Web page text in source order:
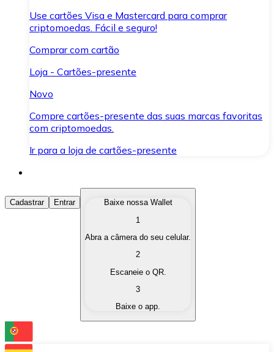
Use cartões Visa e Mastercard para comprar
criptomoedas. Fácil e seguro!
Comprar com cartão
Loja - Cartões-presente
Novo
Compre cartões-presente das suas marcas favoritas
com criptomoedas.
Ir para a loja de cartões-presente
Comprar Criptomoedas
Compre as criptomoedas de seu interesse de forma
Converta suas criptomoedas em moeda fiduciária
Troque uma criptomoeda por outra
Cadastrar Entrar
Baixe nossa Wallet
1
Abra a câmera do seu celular.
2
Escaneie o QR.
3
Baixe o app.